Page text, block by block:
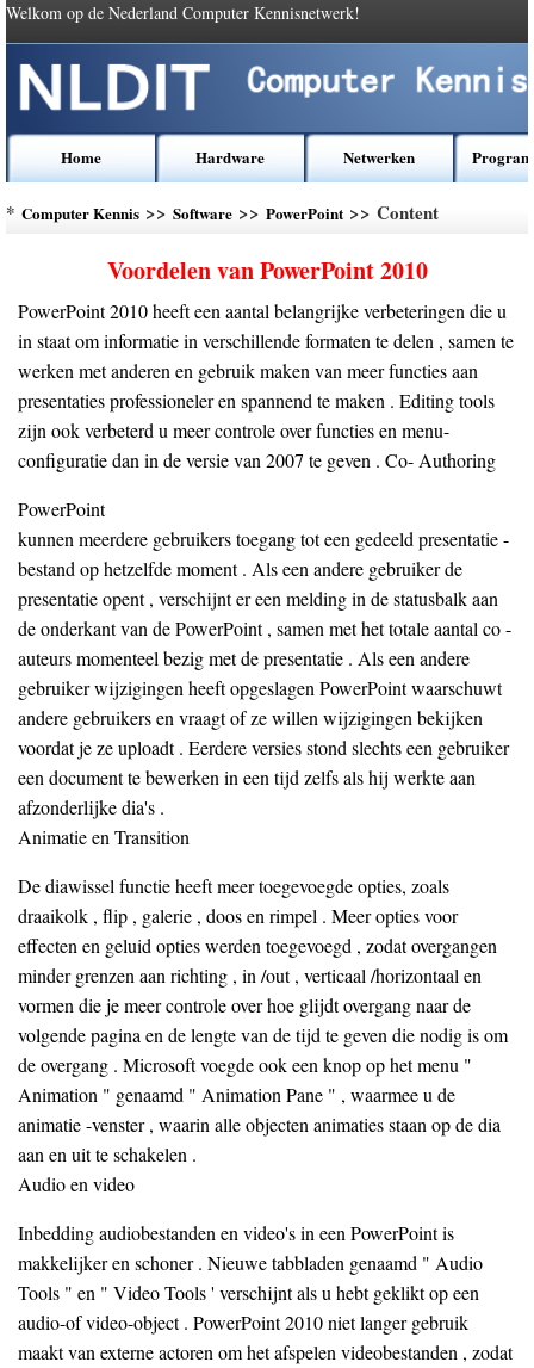
Welkom op de Nederland Computer Kennisnetwerk!
Home Hardware Netwerken
* Computer Kennis >> Software >> PowerPoint>> Content
Voordelen van PowerPoint 2010
PowerPoint 2010 heeft een aantal belangrijke verbeteringen die u
in staat om informatie in verschillende formaten te delen , samen te
werken met anderen en gebruik maken van meer functies aan
presentaties professioneler en spannend te maken . Editing tools
zijn ook verbeterd u meer controle over functies en menu-
configuratie dan in de versie van 2007 te geven . Co- Authoring
PowerPoint
kunnen meerdere gebruikers toegang tot een gedeeld presentatie -
bestand op hetzelfde moment . Als een andere gebruiker de
presentatie opent , verschijnt er een melding in de statusbalk aan
de onderkant van de PowerPoint , samen met het totale aantal co -
auteurs momenteel bezig met de presentatie . Als een andere
gebruiker wijzigingen heeft opgeslagen PowerPoint waarschuwt
andere gebruikers en vraagt ​​of ze willen wijzigingen bekijken
voordat je ze uploadt . Eerdere versies stond slechts een gebruiker
een document te bewerken in een tijd zelfs als hij werkte aan
afzonderlijke dia's .
Animatie en Transition
De diawissel functie heeft meer toegevoegde opties, zoals
draaikolk , flip , galerie , doos en rimpel . Meer opties voor
effecten en geluid opties werden toegevoegd , zodat overgangen
minder grenzen aan richting , in /out , verticaal /horizontaal en
vormen die je meer controle over hoe glijdt overgang naar de
volgende pagina en de lengte van de tijd te geven die nodig is om
de overgang . Microsoft voegde ook een knop op het menu "
Animation " genaamd " Animation Pane " , waarmee u de
animatie -venster , waarin alle objecten animaties staan ​​op de dia
aan en uit te schakelen .
Audio en video
Inbedding audiobestanden en video's in een PowerPoint is
makkelijker en schoner . Nieuwe tabbladen genaamd " Audio
Tools " en " Video Tools ' verschijnt als u hebt geklikt op een
audio-of video-object . PowerPoint 2010 niet langer gebruik
maakt van externe actoren om het afspelen videobestanden , zodat